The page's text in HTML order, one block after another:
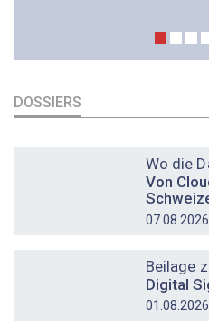
DOSSIERS
Wo die
Von
Beilage
Digital